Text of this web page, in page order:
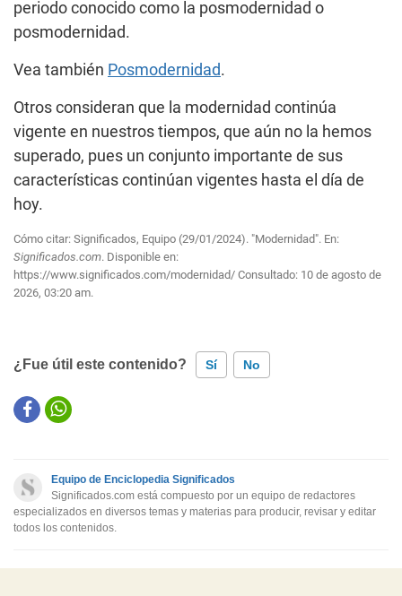
periodo conocido como la posmodernidad o
posmodernidad.
Vea también Posmodernidad.
Otros consideran que la modernidad continúa
vigente en nuestros tiempos, que aún no la hemos
superado, pues un conjunto importante de sus
características continúan vigentes hasta el día de
hoy.
Cómo citar: Significados, Equipo (29/01/2024). "Modernidad". En:
Significados.com. Disponible en:
https://www.significados.com/modernidad/ Consultado: 10 de agosto de
2026, 03:20 am.
¿Fue útil este contenido? Sí No
Este contenido contiene información incorrecta
Otro
Equipo de Enciclopedia Significados
Significados.com está compuesto por un equipo de redactores
especializados en diversos temas y materias para producir, revisar y editar
todos los contenidos.